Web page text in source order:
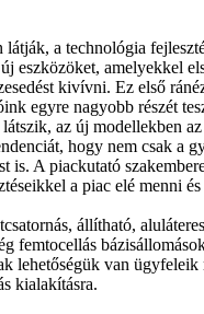
látják, a technológia
eszközöket, amelyekkel
kivívni. Ez első
egyre nagyobb részét
az új modellekben
hogy nem csak a
is. A piackutató
a piac elé menni
állítható,
femtocellás
lehetőségük van ügyfeleik
kialakításra.